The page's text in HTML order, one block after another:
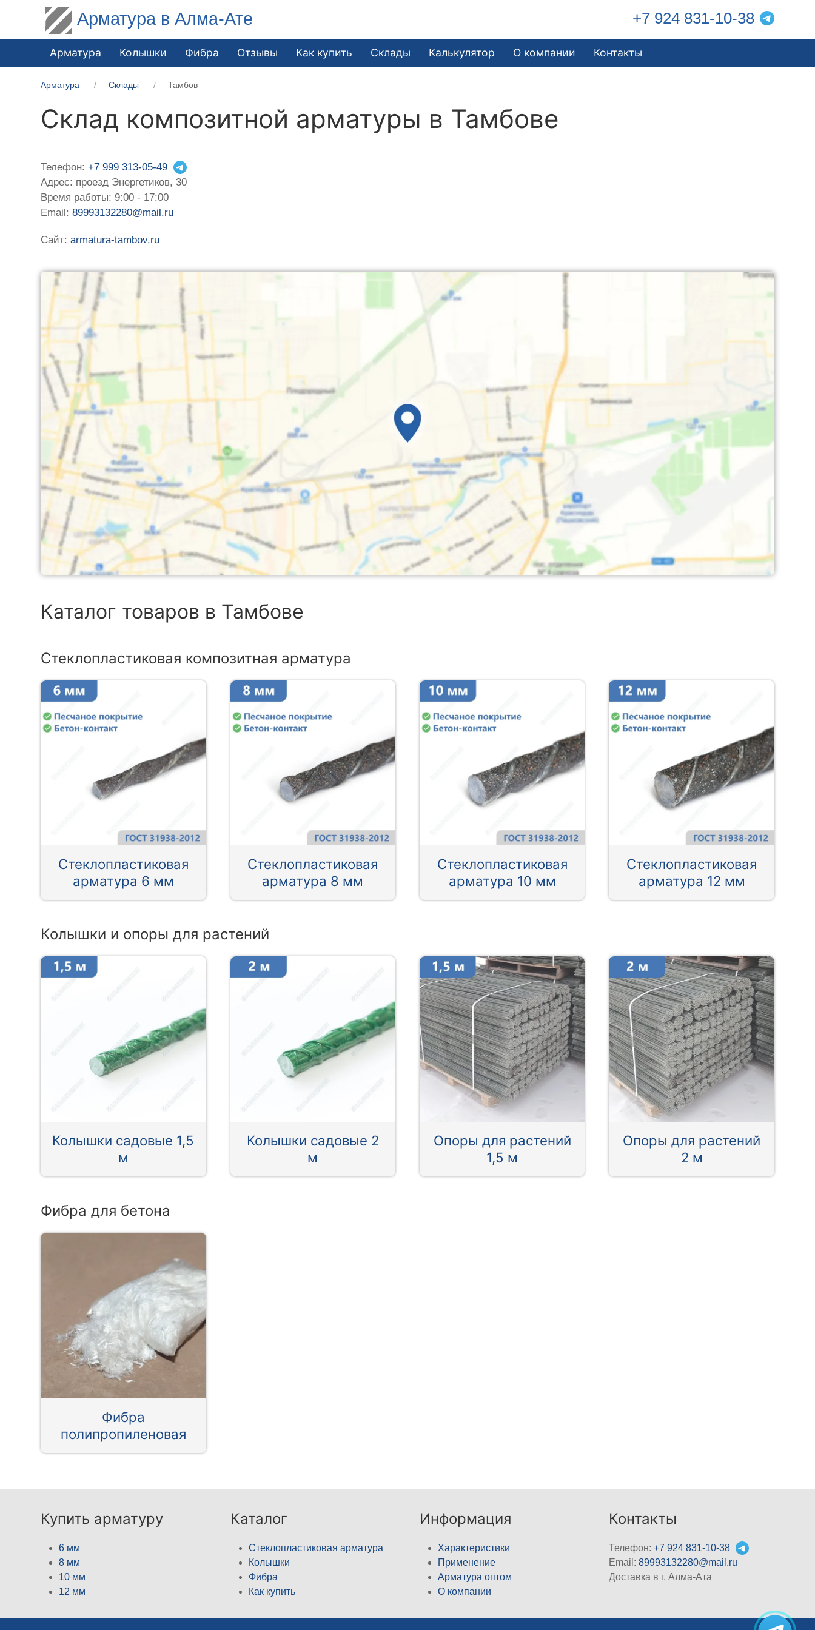
Арматура в Алма-Ате +7 924 831-10-38
Арматура Колышки Фибра Отзывы Как купить Склады Калькулятор О компании Контакты
Арматура Склады Тамбов
Склад композитной арматуры в Тамбове
Телефон:+7 999 313-05-49
Адрес: проезд Энергетиков, 30
Время работы: 9:00 - 17:00
Email:89993132280@mail.ru
Сайт:armatura-tambov.ru
Каталог товаров в Тамбове
Стеклопластиковая композитная арматура
Стеклопластиковая
арматура 6 мм
Стеклопластиковая
арматура 8 мм
Стеклопластиковая
арматура 10 мм
Стеклопластиковая
арматура 12 мм
Колышки и опоры для растений
Колышки садовые 1,5
м
Колышки садовые 2
м
Опоры для растений
1,5 м
Опоры для растений
2 м
Фибра для бетона
Фибра
полипропиленовая
Купить арматуру
6 мм
8 мм
10 мм
12 мм
Каталог
Стеклопластиковая арматура
Колышки
Фибра
Как купить
Информация
Характеристики
Применение
Арматура оптом
О компании
Контакты
Телефон:+7 924 831-10-38
Email:89993132280@mail.ru
Доставка в г. Алма-Ата